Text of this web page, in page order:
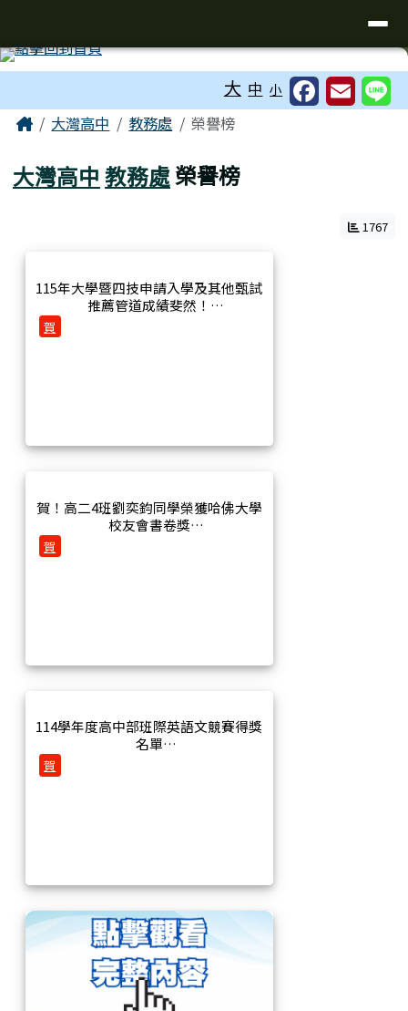
大 中 小
主內容區域
Home大灣高中 教務處 榮譽榜
大灣高中 教務處榮譽榜
1767
115年大學暨四技申請入學及其他甄試
推薦管道成績斐然！
賀
賀！高二4班劉奕鈞同學榮獲哈佛大學
校友會書卷獎
賀
114學年度高中部班際英語文競賽得獎
名單
賀
頁尾區域